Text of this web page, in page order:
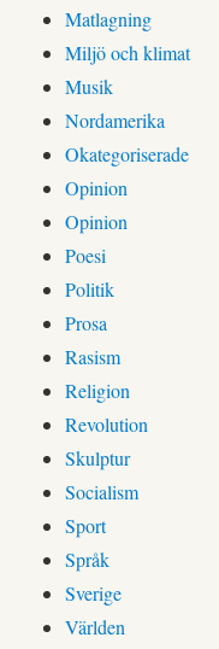
Matlagning
Miljö och klimat
Musik
Nordamerika
Okategoriserade
Opinion
Opinion
Poesi
Politik
Prosa
Rasism
Religion
Revolution
Skulptur
Socialism
Sport
Språk
Sverige
Världen